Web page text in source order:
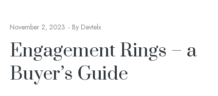
November 2, 2023 By Devtelx
Engagement Rings – a
Buyer’s Guide